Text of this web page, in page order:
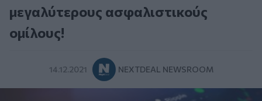
μεγαλύτερους ασφαλιστικούς
ομίλους!
14.12.2021 NEXTDEAL NEWSROOM